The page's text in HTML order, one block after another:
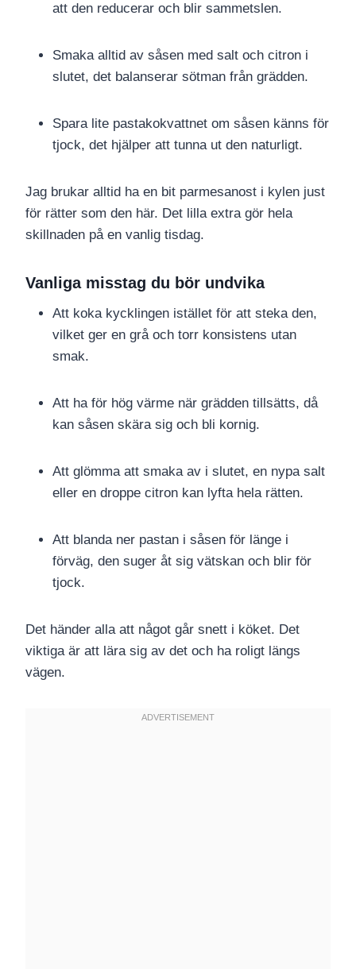
att den reducerar och blir sammetslen.
Smaka alltid av såsen med salt och citron i
slutet, det balanserar sötman från grädden.
Spara lite pastakokvattnet om såsen känns för
tjock, det hjälper att tunna ut den naturligt.
Jag brukar alltid ha en bit parmesanost i kylen just
för rätter som den här. Det lilla extra gör hela
skillnaden på en vanlig tisdag.
Vanliga misstag du bör undvika
Att koka kycklingen istället för att steka den,
vilket ger en grå och torr konsistens utan
smak.
Att ha för hög värme när grädden tillsätts, då
kan såsen skära sig och bli kornig.
Att glömma att smaka av i slutet, en nypa salt
eller en droppe citron kan lyfta hela rätten.
Att blanda ner pastan i såsen för länge i
förväg, den suger åt sig vätskan och blir för
tjock.
Det händer alla att något går snett i köket. Det
viktiga är att lära sig av det och ha roligt längs
vägen.